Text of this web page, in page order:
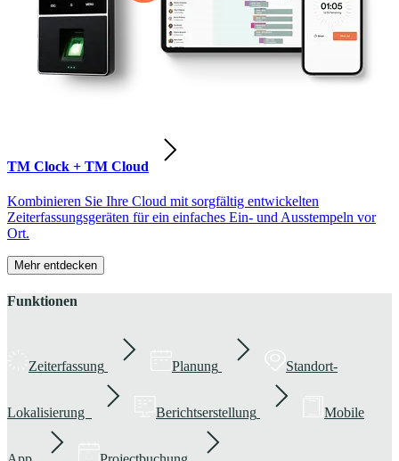
TM Clock + TM Cloud
Kombinieren Sie Ihre Cloud mit sorgfältig entwickelten
Zeiterfassungsgeräten für ein einfaches Ein- und Ausstempeln vor
Ort.
Mehr entdecken
Funktionen
Zeiterfassung Planung Standort-
Lokalisierung Berichtserstellung Mobile